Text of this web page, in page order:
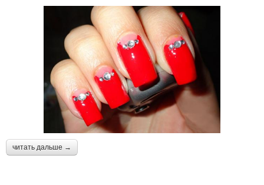
читать дальше →